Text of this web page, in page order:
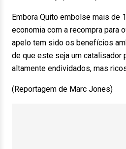
Embora Quito embolse mais de
economia com a recompra para
apelo tem sido os benefícios
de que este seja um catalisador
altamente endividados, mas
(Reportagem de Marc Jones)